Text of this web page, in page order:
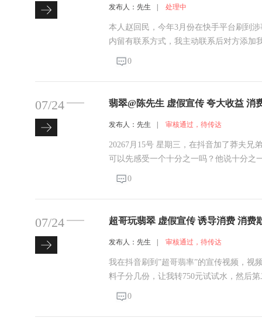
发布人：先生 处理中
本人赵回民，今年3月份在快手平台刷到
内留有联系方式，我主动联系后对方添加
适，同时伴随早泄、阳痿问题，便按照
0
07/24 翡翠@陈
发布人：先生 审核通过，待传达
20267月15号 星期三，在抖音加了莽夫兄
可以先感受一个十分之一吗？他说十分之
先开窗，然后再切开， 然后大亏！全程
0
07/24
发布人：先生 审核通过，待传达
我在抖音刷到”超哥翡率”的宣传视频，视
料子分几份，让我转750元试试水，然后
账开，第二次.第三次.后续陆续几次.说什
0